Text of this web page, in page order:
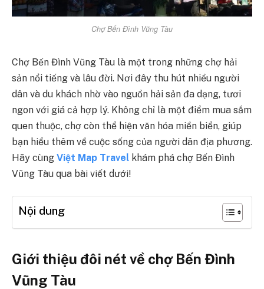
Chợ Bến Đình Vũng Tàu
Chợ Bến Đình Vũng Tàu là một trong những chợ hải
sản nổi tiếng và lâu đời. Nơi đây thu hút nhiều người
dân và du khách nhờ vào nguồn hải sản đa dạng, tươi
ngon với giá cả hợp lý. Không chỉ là một điểm mua sắm
quen thuộc, chợ còn thể hiện văn hóa miền biển, giúp
bạn hiểu thêm về cuộc sống của người dân địa phương.
Hãy cùng Việt Map Travel khám phá chợ Bến Đình
Vũng Tàu qua bài viết dưới!
Nội dung
Giới thiệu đôi nét về chợ Bến Đình
Vũng Tàu